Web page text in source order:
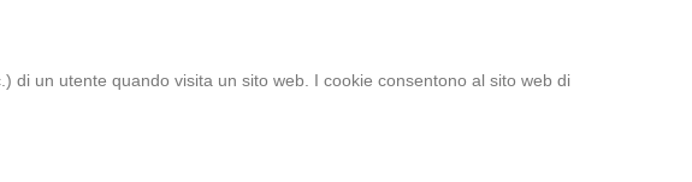
di un utente quando visita un sito web. I cookie consentono al sito web di